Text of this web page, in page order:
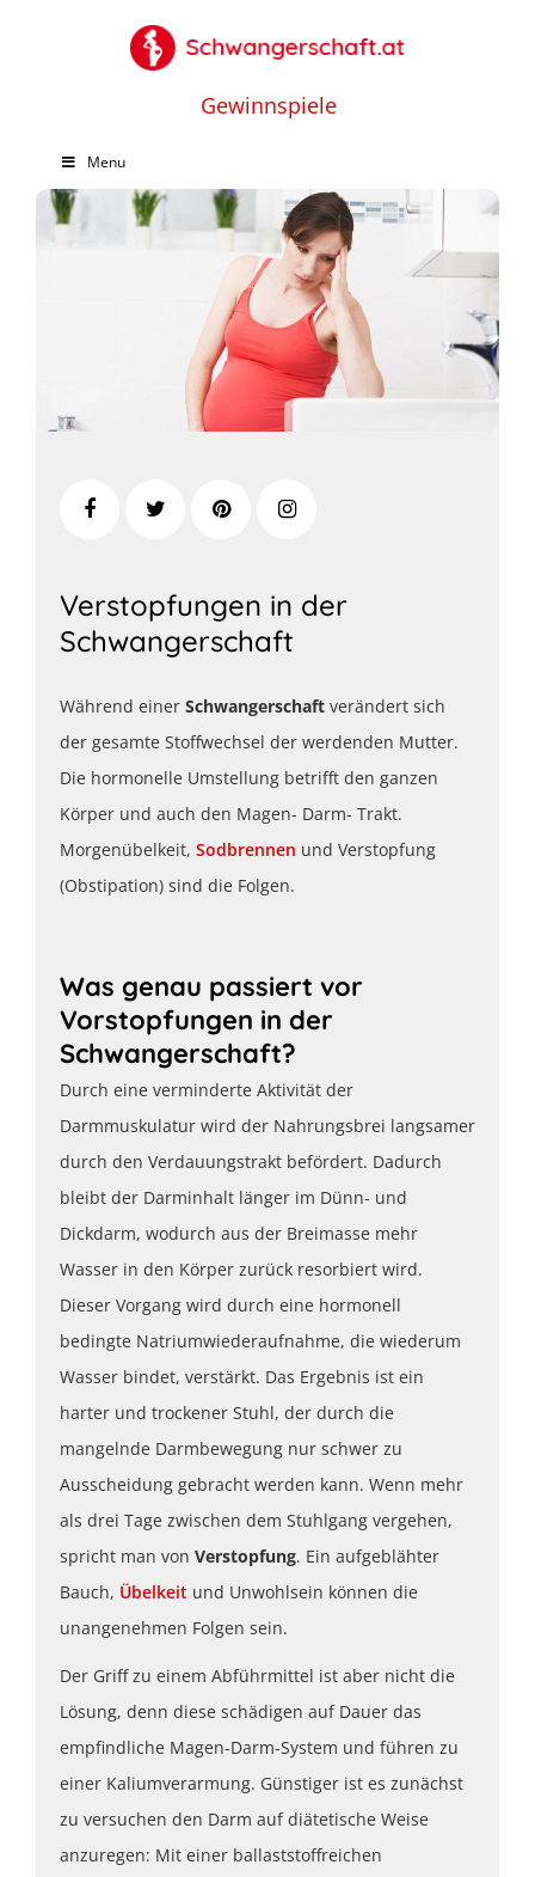
Gewinnspiele
Menu
Verstopfungen in der
Schwangerschaft
Während einer Schwangerschaft verändert sich
der gesamte Stoffwechsel der werdenden Mutter.
Die hormonelle Umstellung betrifft den ganzen
Körper und auch den Magen- Darm- Trakt.
Morgenübelkeit, Sodbrennen und Verstopfung
(Obstipation) sind die Folgen.
Was genau passiert vor
Vorstopfungen in der
Schwangerschaft?
Durch eine verminderte Aktivität der
Darmmuskulatur wird der Nahrungsbrei langsamer
durch den Verdauungstrakt befördert. Dadurch
bleibt der Darminhalt länger im Dünn- und
Dickdarm, wodurch aus der Breimasse mehr
Wasser in den Körper zurück resorbiert wird.
Dieser Vorgang wird durch eine hormonell
bedingte Natriumwiederaufnahme, die wiederum
Wasser bindet, verstärkt. Das Ergebnis ist ein
harter und trockener Stuhl, der durch die
mangelnde Darmbewegung nur schwer zu
Ausscheidung gebracht werden kann. Wenn mehr
als drei Tage zwischen dem Stuhlgang vergehen,
spricht man von Verstopfung. Ein aufgeblähter
Bauch, Übelkeit und Unwohlsein können die
unangenehmen Folgen sein.
Der Griff zu einem Abführmittel ist aber nicht die
Lösung, denn diese schädigen auf Dauer das
empfindliche Magen-Darm-System und führen zu
einer Kaliumverarmung. Günstiger ist es zunächst
zu versuchen den Darm auf diätetische Weise
anzuregen: Mit einer ballaststoffreichen